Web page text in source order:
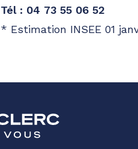
Tél : 04 73 55 06 52
* Estimation INSEE 01